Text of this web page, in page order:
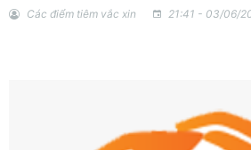
Các điểm tiêm vắc xin 21:41 - 03/06/